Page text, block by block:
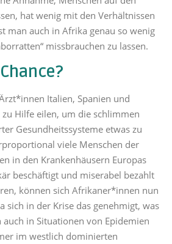
hat wenig mit den Verhältnissen
man auch in Afrika genau so wenig
missbrauchen zu lassen.
Italien, Spanien und
Hilfe eilen, um die schlimmen
Gesundheitssysteme etwas zu
viele Menschen der
in den Krankenhäusern Europas
beschäftigt und miserabel bezahlt
können sich Afrikaner*innen nun
sich in der Krise das genehmigt, was
in Situationen von Epidemien
im westlich dominierten